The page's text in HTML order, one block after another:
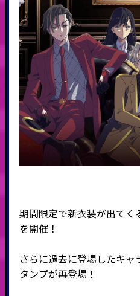
期間限定で新衣装が出てく
を開催！
さらに過去に登場したキ
タンプが再登場！